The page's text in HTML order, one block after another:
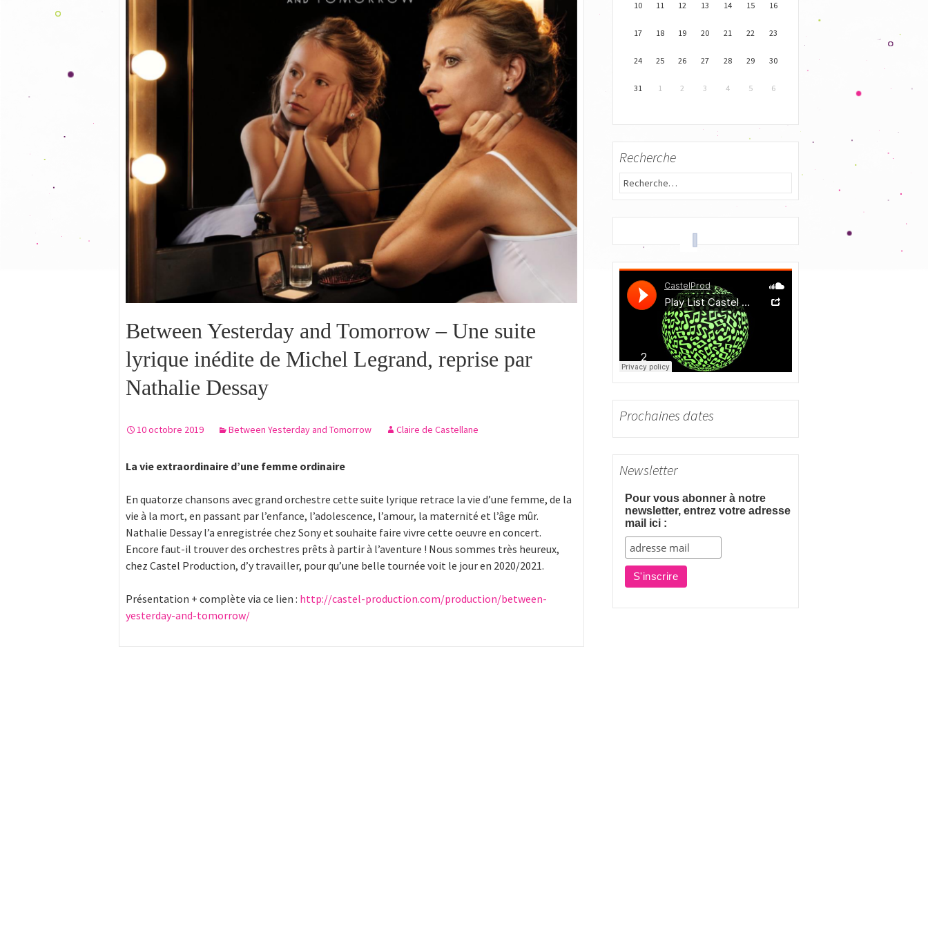
Between Yesterday and Tomorrow – Une suite
lyrique inédite de Michel Legrand, reprise par
Nathalie Dessay
10 octobre 2019 Between Yesterday and Tomorrow Claire de Castellane
La vie extraordinaire d’une femme ordinaire
En quatorze chansons avec grand orchestre cette suite lyrique retrace la vie d’une femme, de la
vie à la mort, en passant par l’enfance, l’adolescence, l’amour, la maternité et l’âge mûr.
Nathalie Dessay l’a enregistrée chez Sony et souhaite faire vivre cette oeuvre en concert.
Encore faut-il trouver des orchestres prêts à partir à l’aventure ! Nous sommes très heureux,
chez Castel Production, d’y travailler, pour qu’une belle tournée voit le jour en 2020/2021.
Présentation + complète via ce lien : http://castel-production.com/production/between-
yesterday-and-tomorrow/
10 11 12 13 14 15 16
17 18 19 20 21 22 23
24 25 26 27 28 29 30
31 1 2 3 4 5 6
Recherche
R
c
Prochaines dates
Newsletter
Pour vous abonner à notre
newsletter, entrez votre adresse
mail ici :